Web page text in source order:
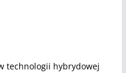
technologii hybrydowej